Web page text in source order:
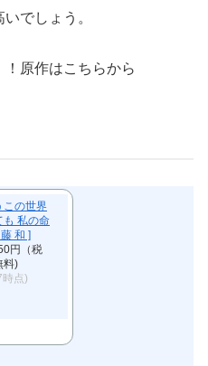
でしょう。
原作はこちらから
この世界
も 私の命
和 ]
円（税
料)
点)